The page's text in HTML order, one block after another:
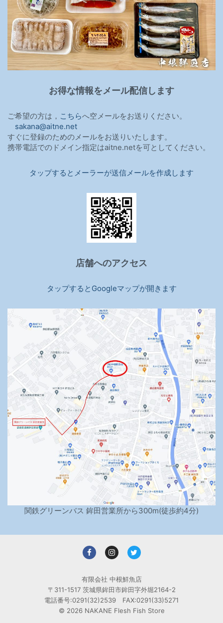
お得な情報をメール配信します
ご希望の方は， こちらへ空メールをお送りください。
sakana@aitne.net
すぐに登録のためのメールをお送りいたします。
携帯電話でのドメイン指定はaitne.netを可としてください。
タップするとメーラーが送信メールを作成します
店舗へのアクセス
タップするとGoogleマップが開きます
関鉄グリーンバス 鉾田営業所から300m(徒歩約4分)
有限会社 中根鮮魚店
〒311-1517 茨城県鉾田市鉾田字外堀2164-2
電話番号:0291(32)2539 FAX:0291(33)5271
© 2026 NAKANE Flesh Fish Store